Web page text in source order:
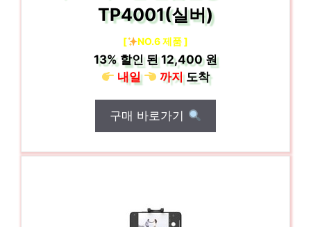
TP4001(실버)
[ NO.6 제품 ]
13%할인 된12,400 원
내일
까지도착
구매 바로가기